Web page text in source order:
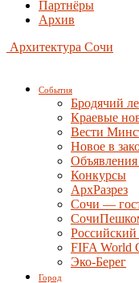
Партнёры
Архив
Архитектура Сочи
События
Бродячий
Краевые
Вести
Новое в
Конкурсы
АрхРазрез
Сочи —
FIFA World
Эко-Берег
Город